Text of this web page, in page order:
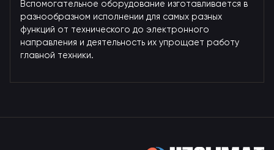
Вспомогательное оборудование изготавливается в
разнообразном исполнении для самых разных
функций от технического до электронного
направления и деятельность их упрощает работу
главной техники.